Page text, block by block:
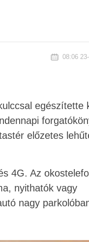
08:06
egészítette
előzetes
4G. Az
nyithatók vagy
nagy